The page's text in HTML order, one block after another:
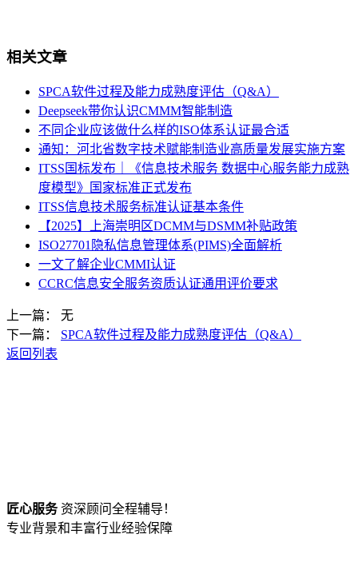
相关文章
SPCA软件过程及能力成熟度评估（Q&A）
Deepseek带你认识CMMM智能制造
不同企业应该做什么样的ISO体系认证最合适
通知：河北省数字技术赋能制造业高质量发展实施方案
ITSS国标发布｜《信息技术服务 数据中心服务能力成熟
度模型》国家标准正式发布
ITSS信息技术服务标准认证基本条件
【2025】上海崇明区DCMM与DSMM补贴政策
ISO27701隐私信息管理体系(PIMS)全面解析
一文了解企业CMMI认证
CCRC信息安全服务资质认证通用评价要求
上一篇： 无
下一篇： SPCA软件过程及能力成熟度评估（Q&A）
返回列表
匠心服务资深顾问全程辅导！
专业背景和丰富行业经验保障